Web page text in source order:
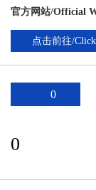
官方网站/Official
点击前往/
0
0